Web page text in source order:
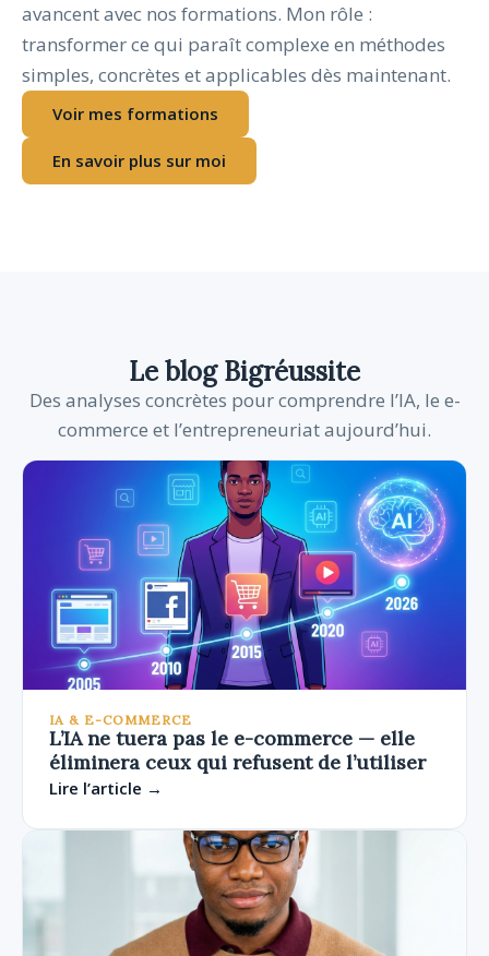
avancent avec nos formations. Mon rôle :
transformer ce qui paraît complexe en méthodes
simples, concrètes et applicables dès maintenant.
Voir mes formations
En savoir plus sur moi
Le blog Bigréussite
Des analyses concrètes pour comprendre l’IA, le e-
commerce et l’entrepreneuriat aujourd’hui.
IA & E-COMMERCE
L’IA ne tuera pas le e-commerce — elle
éliminera ceux qui refusent de l’utiliser
Lire l’article →